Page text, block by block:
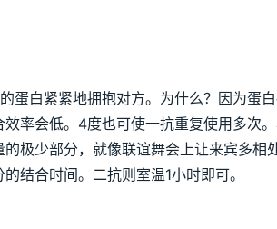
蛋白紧紧地拥抱对方。为什么？因为蛋
率会低。4度也可使一抗重复使用多次
极少部分，就像联谊舞会上让来宾多相
结合时间。二抗则室温1小时即可。